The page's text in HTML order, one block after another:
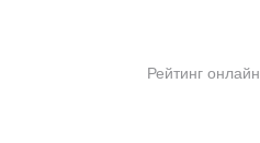
Рейтинг